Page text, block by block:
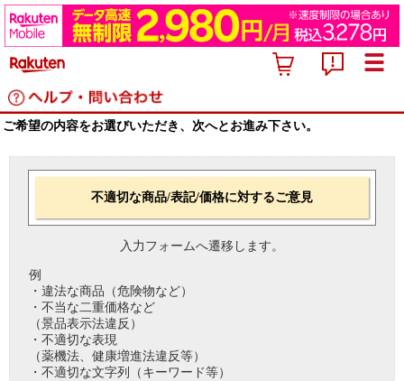
ご希望の内容をお選びいただき、次へとお進み下さい。
不適切な商品/表記/価格に対するご意見
入力フォームへ遷移します。
例
・違法な商品（危険物など）
・不当な二重価格など
（景品表示法違反）
・不適切な表現
（薬機法、健康増進法違反等）
・不適切な文字列（キーワード等）